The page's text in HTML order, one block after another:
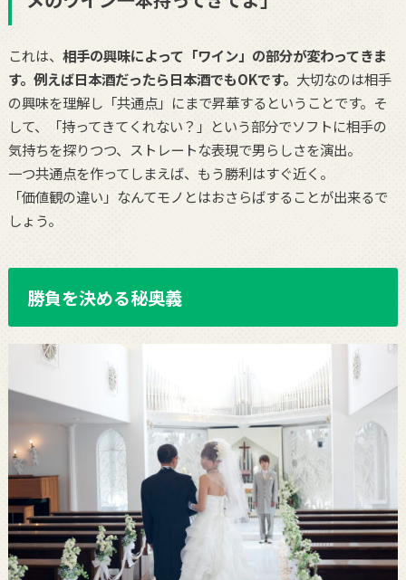
これは、 相手の興味によって「ワイン」の部分が変わってきま
す。例えば日本酒だったら日本酒でもOKです。 大切なのは相手
の興味を理解し「共通点」にまで昇華するということです。そ
して、「持ってきてくれない？」という部分でソフトに相手の
気持ちを探りつつ、ストレートな表現で男らしさを演出。
一つ共通点を作ってしまえば、もう勝利はすぐ近く。
「価値観の違い」なんてモノとはおさらばすることが出来るで
しょう。
勝負を決める秘奥義